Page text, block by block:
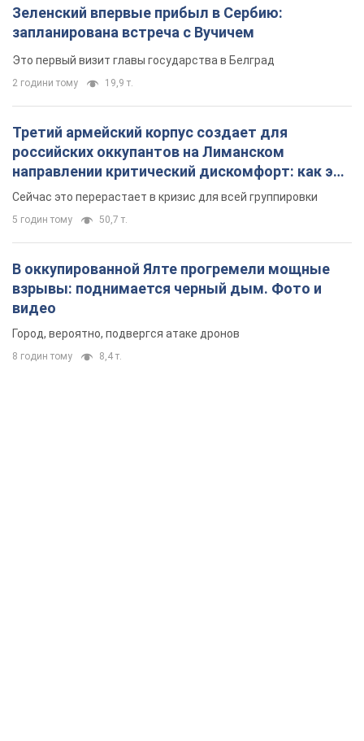
Зеленский впервые прибыл в Сербию:
запланирована встреча с Вучичем
Это первый визит главы государства в Белград
2 години тому 19,9 т.
Третий армейский корпус создает для
российских оккупантов на Лиманском
направлении критический дискомфорт: как это
удалось
Сейчас это перерастает в кризис для всей группировки
5 годин тому 50,7 т.
В оккупированной Ялте прогремели мощные
взрывы: поднимается черный дым. Фото и
видео
Город, вероятно, подвергся атаке дронов
8 годин тому 8,4 т.